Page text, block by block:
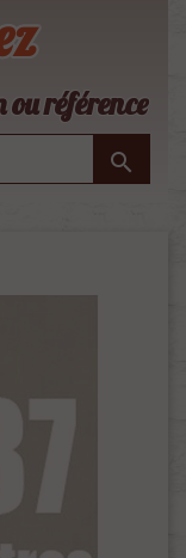
référence
